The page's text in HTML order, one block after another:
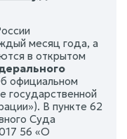
месяц года, а
в открытом
официальном
государственной
В пункте 62
Суда
56 «О